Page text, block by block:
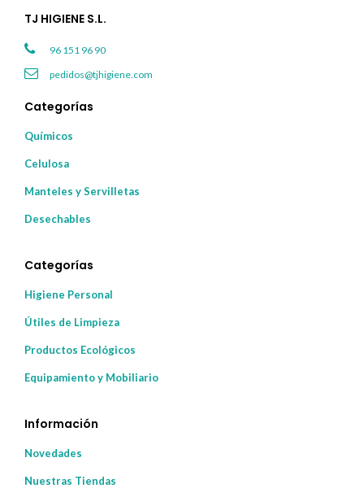
TJ HIGIENE S.L.
96 151 96 90
pedidos@tjhigiene.com
Categorías
Químicos
Celulosa
Manteles y Servilletas
Desechables
Categorías
Higiene Personal
Útiles de Limpieza
Productos Ecológicos
Equipamiento y Mobiliario
Información
Novedades
Nuestras Tiendas